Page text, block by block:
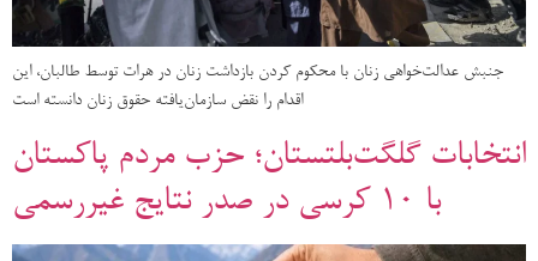
جنبش عدالت‌خواهی زنان با محکوم کردن بازداشت زنان در هرات توسط طالبان، این
اقدام را نقض سازمان‌یافته حقوق زنان دانسته است
انتخابات گلگت‌بلتستان؛ حزب مردم پاکستان
با ۱۰ کرسی در صدر نتایج غیررسمی